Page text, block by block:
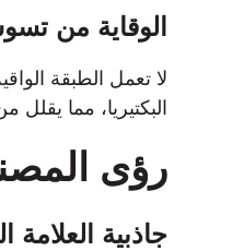
الوقاية من
لا تعمل الطبقة
البكتيريا، مما
رؤى
جاذبية العلامة